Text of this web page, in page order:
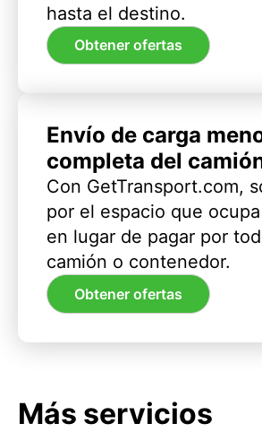
hasta el destino.
Obtener ofertas
Envío de carga
completa del
Con GetTransport.com,
por el espacio que
en lugar de pagar por
camión o contenedor.
Obtener ofertas
Más servicios